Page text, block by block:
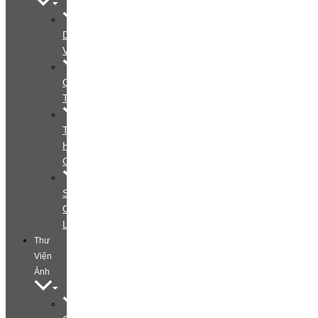
Dịch
Vụ
Quy
Trình
Tìm
Hiểu
Gói
Special
Offers
Thư
Viện
Ảnh